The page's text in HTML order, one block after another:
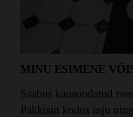
MINU ESIMENE
Saabus kauaoodatud
Pakkisin kodus asju